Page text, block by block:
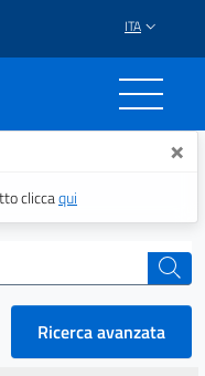
ITA
×
cliccaqui
cerca
Ricerca avanzata